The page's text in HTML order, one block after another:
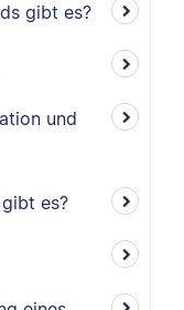
gibt es?
und
es?